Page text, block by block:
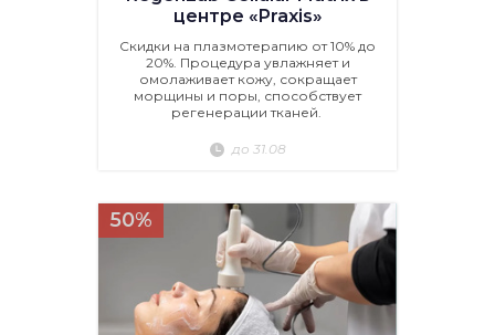
центре «Praxis»
Скидки на плазмотерапию от 10% до
20%. Процедура увлажняет и
омолаживает кожу, сокращает
морщины и поры, способствует
регенерации тканей.
до 31.08
50%